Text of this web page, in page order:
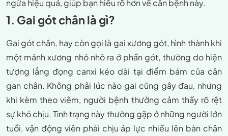
ngừa hiệu quả, giúp bạn hiểu rõ hơn về căn bệnh này.
1. Gai gót chân là gì?
Gai gót chân, hay còn gọi là gai xương gót, hình thành khi
một mảnh xương nhỏ nhô ra ở phần gót, thường do hiện
tượng lắng đọng canxi kéo dài tại điểm bám của cân
gan chân. Không phải lúc nào gai cũng gây đau, nhưng
khi kèm theo viêm, người bệnh thường cảm thấy rõ rệt
sự khó chịu. Tình trạng này thường gặp ở những người lớn
tuổi, vận động viên phải chịu áp lực nhiều lên bàn chân